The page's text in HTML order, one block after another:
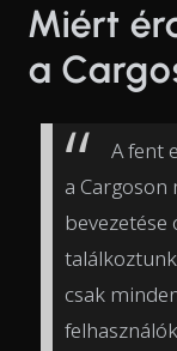
Miért
a
A fent
a Cargoson
csak